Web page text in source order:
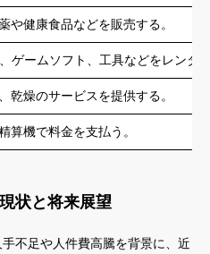
や健康食品などを販売する。
ゲームソフト、工具などをレンタ
乾燥のサービスを提供する。
算機で料金を支払う。
状と将来展望
不足や人件費高騰を背景に、近